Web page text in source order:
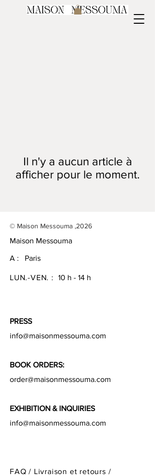
Il n'y a aucun article à
afficher pour le moment.
© Maison Messouma ,2026
Maison Messouma
A : Paris
LUN.-VEN. : 10 h - 14 h
PRESS
info@maisonmessouma.com
BOOK ORDERS:
order@maisonmessouma.com
EXHIBITION & INQUIRIES
info@maisonmessouma.com
FAQ / Livraison et retours /